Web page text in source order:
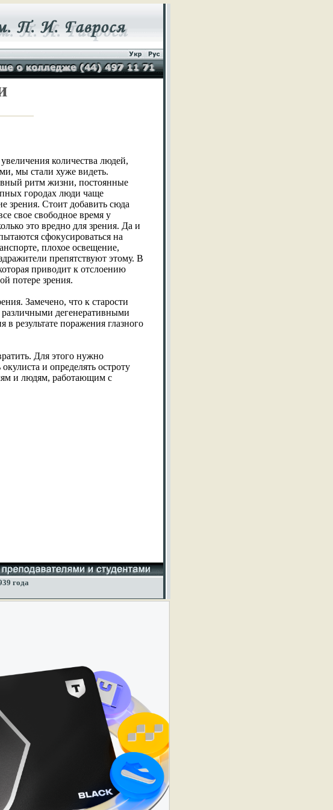
количества людей,
мы стали хуже видеть.
ритм жизни, постоянные
городах люди чаще
зрения. Стоит добавить сюда
свое свободное время у
это вредно для зрения. Да и
сфокусироваться на
плохое освещение,
препятствуют этому. В
приводит к отслоению
потере зрения.
Замечено, что к старости
дегенеративными
результате поражения глазного
Для этого нужно
и определять остроту
и людям, работающим с
года